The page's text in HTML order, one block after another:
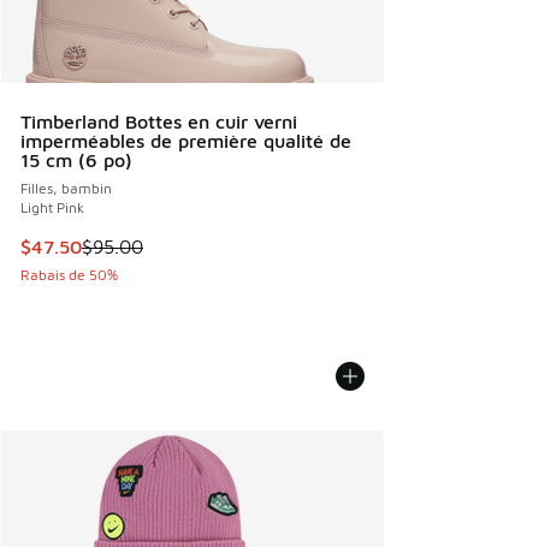
Timberland Bottes en cuir verni
imperméables de première qualité de
15 cm (6 po)
Filles, bambin
Light Pink
Cet article est en solde. Le prix est passé de $95.00 à
$47.50$95.00
Rabais de 50%